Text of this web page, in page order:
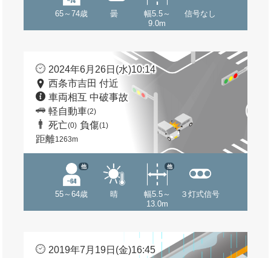
65～74歳 曇
幅5.5～
9.0m
信号なし
2024年6月26日(水)10:14
西条市吉田 付近
車両相互 中破事故
軽自動車(2)
死亡(0) 負傷(1)
距離1263m
55～64歳
他
晴
幅5.5～
13.0m
他
３灯式信号
2019年7月19日(金)16:45